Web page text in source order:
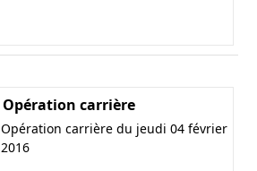
Opération carrière
Opération carrière du jeudi 04 février
2016